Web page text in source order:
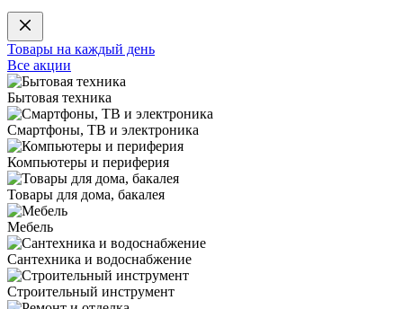
Товары на каждый день
Все акции
Бытовая техника
Смартфоны, ТВ и электроника
Компьютеры и периферия
Товары для дома, бакалея
Мебель
Сантехника и водоснабжение
Строительный инструмент